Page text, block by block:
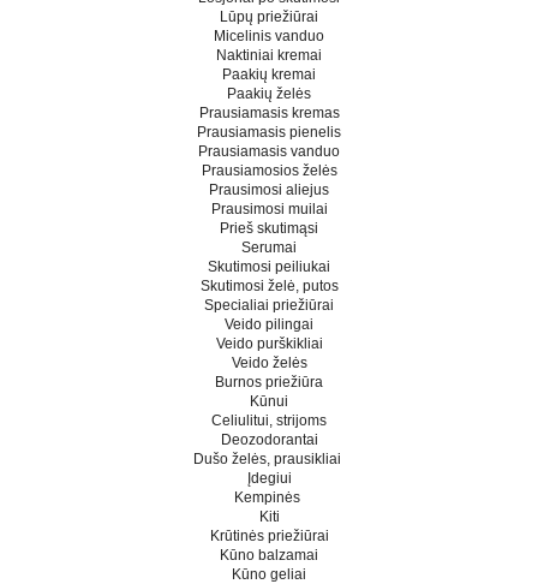
Lūpų priežiūrai
Micelinis vanduo
Naktiniai kremai
Paakių kremai
Paakių želės
Prausiamasis kremas
Prausiamasis pienelis
Prausiamasis vanduo
Prausiamosios želės
Prausimosi aliejus
Prausimosi muilai
Prieš skutimąsi
Serumai
Skutimosi peiliukai
Skutimosi želė, putos
Specialiai priežiūrai
Veido pilingai
Veido purškikliai
Veido želės
Burnos priežiūra
Kūnui
Celiulitui, strijoms
Deozodorantai
Dušo želės, prausikliai
Įdegiui
Kempinės
Kiti
Krūtinės priežiūrai
Kūno balzamai
Kūno geliai